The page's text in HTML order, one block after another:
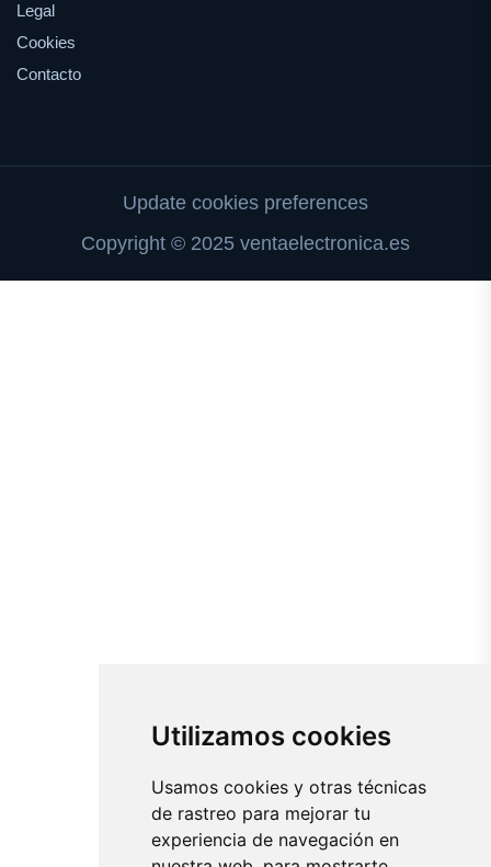
Utilizamos cookies
Usamos cookies y otras técnicas
de rastreo para mejorar tu
experiencia de navegación en
Legal
Cookies
Contacto
Update cookies preferences
Copyright © 2025 ventaelectronica.es